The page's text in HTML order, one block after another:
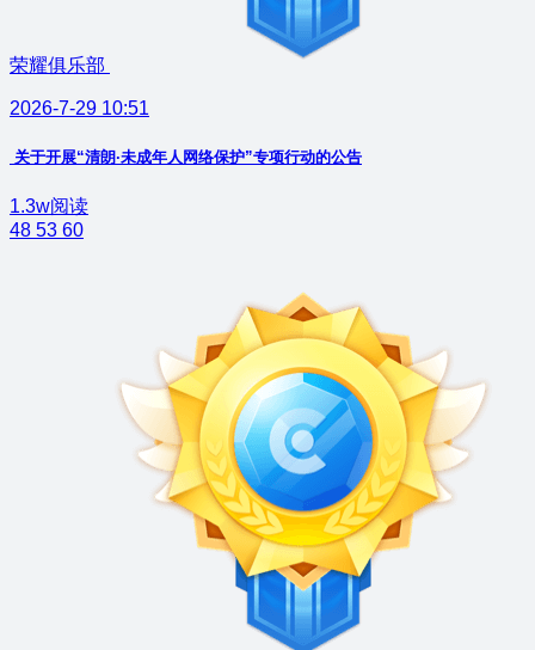
荣耀俱乐部
2026-7-29 10:51
关于开展“清朗·未成年人网络保护”专项行动的公告
1.3w阅读
48 53 60